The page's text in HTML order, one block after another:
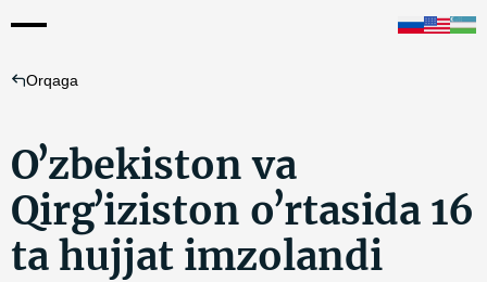
Orqaga
Oʼzbekiston va
Qirgʼiziston oʼrtasida 16
ta hujjat imzolandi